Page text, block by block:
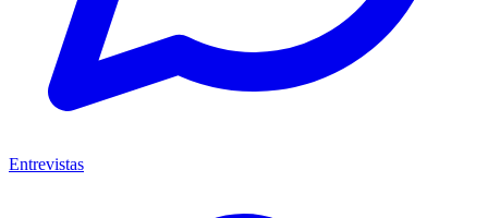
Entrevistas